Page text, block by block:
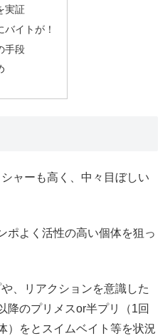
実証
バイトが！
手段
ャーも高く、中々目ぼしい
ポよく活性の高い個体を狙っ
、リアクションを意識した
降のプリメスor半プリ（1回
）をとスイムベイト等を状況